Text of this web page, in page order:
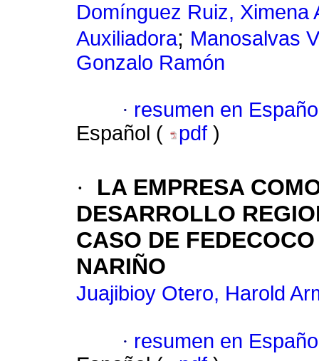
Domínguez Ruiz, Ximena
Auxiliadora; Manosalvas
Gonzalo Ramón
· resumen en
Español (
pdf )
·
LA EMPRESA
DESARROLLO
CASO DE
NARIÑO
Juajibioy Otero, Harold
· resumen en